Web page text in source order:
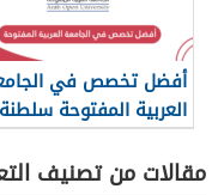
أفضل تخصص في
العربية المفتوحة سلطنة
عمان
مقالات من تصنيف